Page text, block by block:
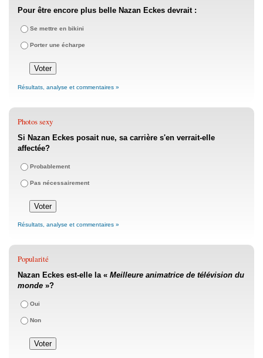
Pour être encore plus belle Nazan Eckes devrait :
Se mettre en bikini
Porter une écharpe
Résultats, analyse et commentaires »
Photos sexy
Si Nazan Eckes posait nue, sa carrière s'en verrait-elle
affectée?
Probablement
Pas nécessairement
Résultats, analyse et commentaires »
Popularité
Nazan Eckes est-elle la « Meilleure animatrice de télévision du
monde »?
Oui
Non